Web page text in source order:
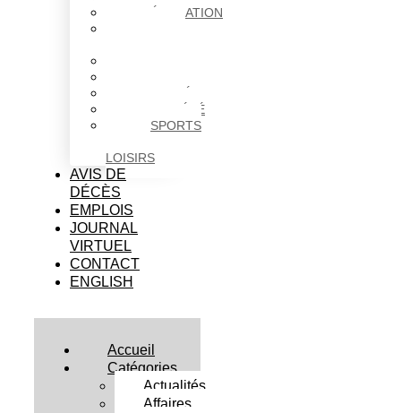
ÉDUCATION
SOCIÉTÉ
SPORTS
LOISIRS
AVIS DE
DÉCÈS
EMPLOIS
JOURNAL
VIRTUEL
CONTACT
ENGLISH
Accueil
Catégories
Actualités
Affaires